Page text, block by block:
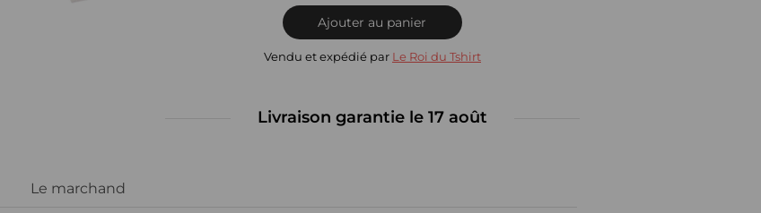
Ajouter au panier
Vendu et expédié par Le Roi du Tshirt
Livraison garantie le 17 août
Le marchand